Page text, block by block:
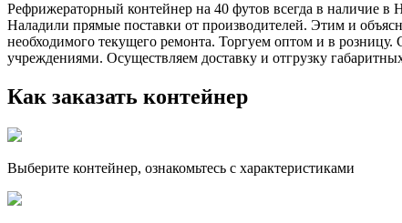
Рефрижераторный контейнер на 40 футов всегда в наличие
Наладили прямые поставки от производителей. Этим и
необходимого текущего ремонта. Торгуем оптом и в
учреждениями. Осуществляем доставку и отгрузку
Как заказать контейнер
Выберите контейнер, ознакомьтесь с характеристиками